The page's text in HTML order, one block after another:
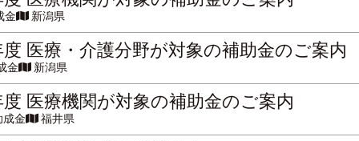
金 新潟県
度 医療・介護分野が対象の補助金のご案内
金 新潟県
度 医療機関が対象の補助金のご案内
成金 福井県